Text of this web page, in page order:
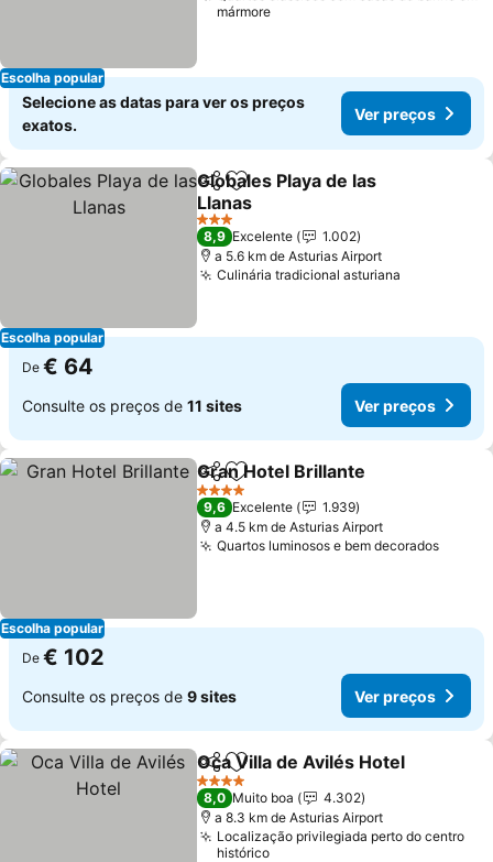
Escolha popular
mármore
Selecione as datas para ver os preços
exatos.
Ver preços
Escolha popular
PartilharAdicionar aos favoritos
Globales Playa de las
Llanas
Ver preços
3 Estrelas
8,9 Excelente
1.002
a 5.6 km de Asturias Airport
Culinária tradicional asturiana
De € 64
Consulte os preços de 11 sites Ver preços
Escolha popular
PartilharAdicionar aos favoritos
Gran Hotel Brillante
4 Estrelas
9,6 Excelente
1.939
a 4.5 km de Asturias Airport
Quartos luminosos e bem decoradosVer
De € 102
Consulte os preços de 9 sites Ver preços
PartilharAdicionar aos favoritos
Oca Villa de Avilés Hotel
4 Estrelas
8,0 Muito boa
4.302
a 8.3 km de Asturias Airport
Localização privilegiada perto do centro
histórico